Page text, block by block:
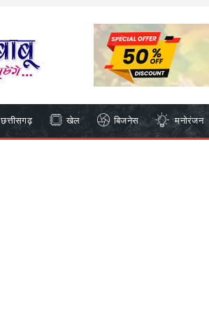
छत्तीसगढ़ खेल बिजनेस मनोरंजन